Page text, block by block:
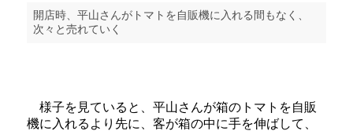
開店時、平山さんがトマトを自販機に入れる間もなく、
次々と売れていく
様子を見ていると、平山さんが箱のトマトを自販
機に入れるより先に、客が箱の中に手を伸ばして、